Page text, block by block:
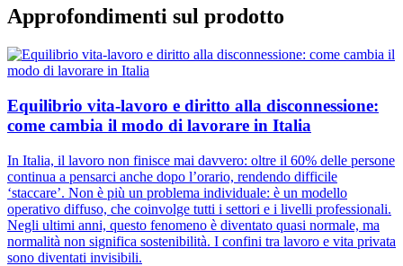
Approfondimenti sul prodotto
Equilibrio vita-lavoro e diritto alla disconnessione:
come cambia il modo di lavorare in Italia
In Italia, il lavoro non finisce mai davvero: oltre il 60% delle persone
continua a pensarci anche dopo l’orario, rendendo difficile
‘staccare’. Non è più un problema individuale: è un modello
operativo diffuso, che coinvolge tutti i settori e i livelli professionali.
Negli ultimi anni, questo fenomeno è diventato quasi normale, ma
normalità non significa sostenibilità. I confini tra lavoro e vita privata
sono diventati invisibili.